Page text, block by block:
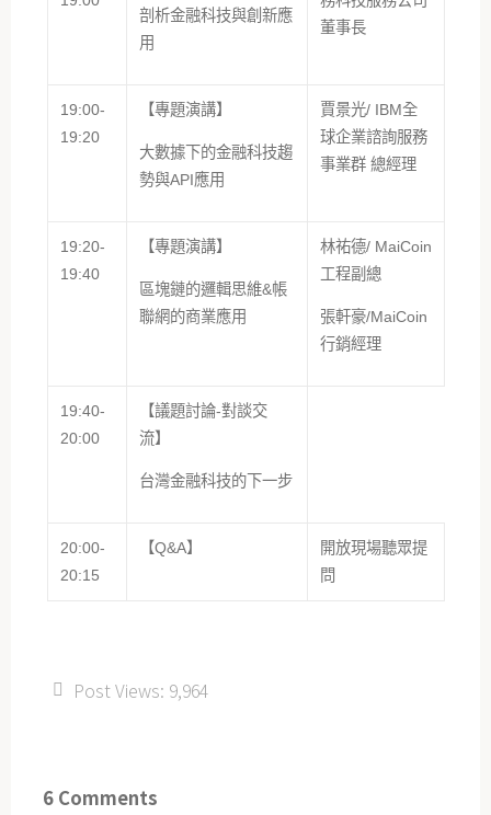
剖析金融科技與創新應
用
董事長
19:00-
19:20
【專題演講】
大數據下的金融科技趨
勢與API應用
賈景光/ IBM全
球企業諮詢服務
事業群 總經理
19:20-
19:40
【專題演講】
區塊鏈的邏輯思維&帳
聯網的商業應用
林祐德/ MaiCoin
工程副總
張軒豪/MaiCoin
行銷經理
19:40-
20:00
【議題討論-對談交
流】
台灣金融科技的下一步
20:00-
20:15
【Q&A】
開放現場聽眾提
問
Post Views: 9,964
6 Comments